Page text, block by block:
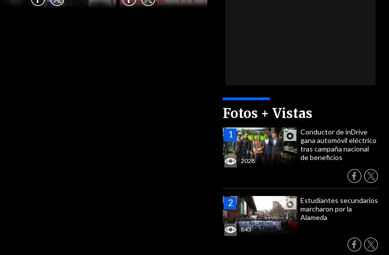
Fotos + Vistas
2028
Conductor de inDrive
gana automóvil eléctrico
tras campaña nacional
de beneficios
843
Estudiantes secundarios
marcharon por la
Alameda